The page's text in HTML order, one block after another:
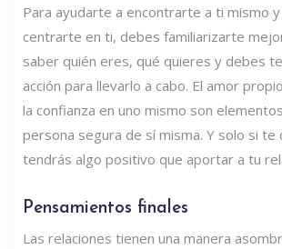
Para ayudarte a encontrarte a ti mismo
centrarte en ti, debes familiarizarte
saber quién eres, qué quieres y debes
acción para llevarlo a cabo. El amor
la confianza en uno mismo son
persona segura de sí misma. Y solo si te
tendrás algo positivo que aportar a tu
Pensamientos finales
Las relaciones tienen una manera